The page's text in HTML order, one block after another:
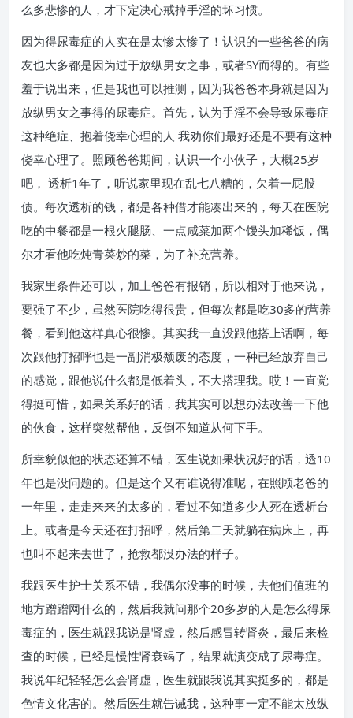
么多悲惨的人，才下定决心戒掉手淫的坏习惯。
因为得尿毒症的人实在是太惨太惨了！认识的一些爸爸的病
友也大多都是因为过于放纵男女之事，或者SY而得的。有些
羞于说出来，但是我也可以推测，因为我爸爸本身就是因为
放纵男女之事得的尿毒症。首先，认为手淫不会导致尿毒症
这种绝症、抱着侥幸心理的人 我劝你们最好还是不要有这种
侥幸心理了。照顾爸爸期间，认识一个小伙子，大概25岁
吧， 透析1年了，听说家里现在乱七八糟的，欠着一屁股
债。每次透析的钱，都是各种借才能凑出来的，每天在医院
吃的中餐都是一根火腿肠、一点咸菜加两个馒头加稀饭，偶
尔才看他吃炖青菜炒的菜，为了补充营养。
我家里条件还可以，加上爸爸有报销，所以相对于他来说，
要强了不少，虽然医院吃得很贵，但每次都是吃30多的营养
餐，看到他这样真心很惨。其实我一直没跟他搭上话啊，每
次跟他打招呼也是一副消极颓废的态度，一种已经放弃自己
的感觉，跟他说什么都是低着头，不大搭理我。哎！一直觉
得挺可惜，如果关系好的话，我其实可以想办法改善一下他
的伙食，这样突然帮他，反倒不知道从何下手。
所幸貌似他的状态还算不错，医生说如果状况好的话，透10
年也是没问题的。但是这个又有谁说得准呢，在照顾老爸的
一年里，走走来来的太多的，看过不知道多少人死在透析台
上。或者是今天还在打招呼，然后第二天就躺在病床上，再
也叫不起来去世了，抢救都没办法的样子。
我跟医生护士关系不错，我偶尔没事的时候，去他们值班的
地方蹭蹭网什么的，然后我就问那个20多岁的人是怎么得尿
毒症的，医生就跟我说是肾虚，然后感冒转肾炎，最后来检
查的时候，已经是慢性肾衰竭了，结果就演变成了尿毒症。
我说年纪轻轻怎么会肾虚，医生就跟我说其实挺多的，都是
色情文化害的。然后医生就告诫我，这种事一定不能太放纵